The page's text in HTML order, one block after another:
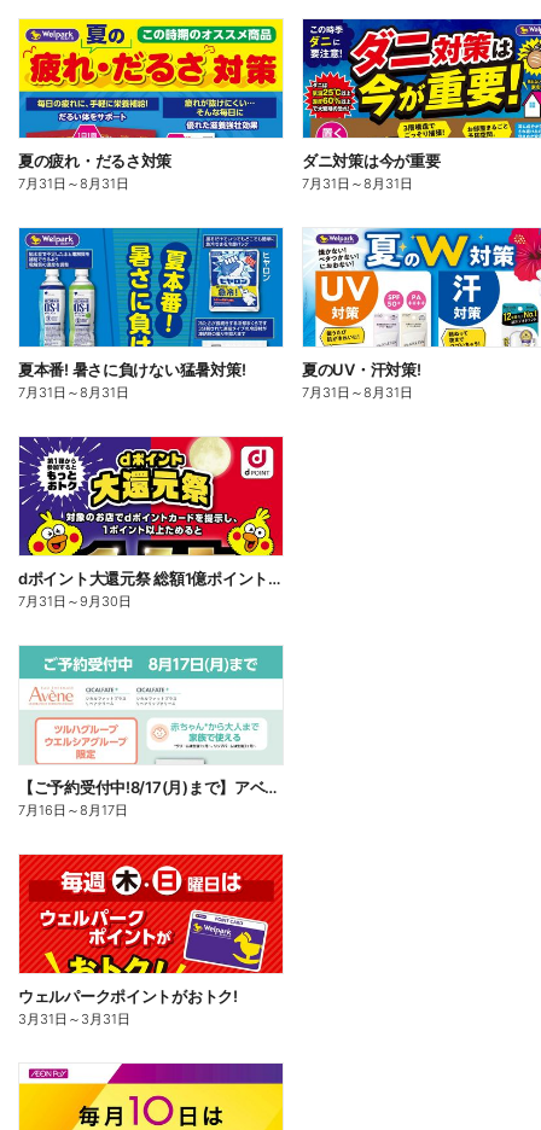
夏の疲れ・だるさ対策
7月31日 ～8月31日
ダニ対策は今が重要
7月31日 ～8月31日
夏本番! 暑さに負けない猛暑対策!
7月31日 ～8月31日
夏のUV・汗対策!
7月31日 ～8月31日
dポイント大還元祭 総額1億ポイント山分けキャンペーン
7月31日 ～9月30日
【ご予約受付中!8/17(月)まで】アベンヌ シカルファット
7月16日 ～8月17日
ウェルパークポイントがおトク!
3月31日 ～ 3月31日